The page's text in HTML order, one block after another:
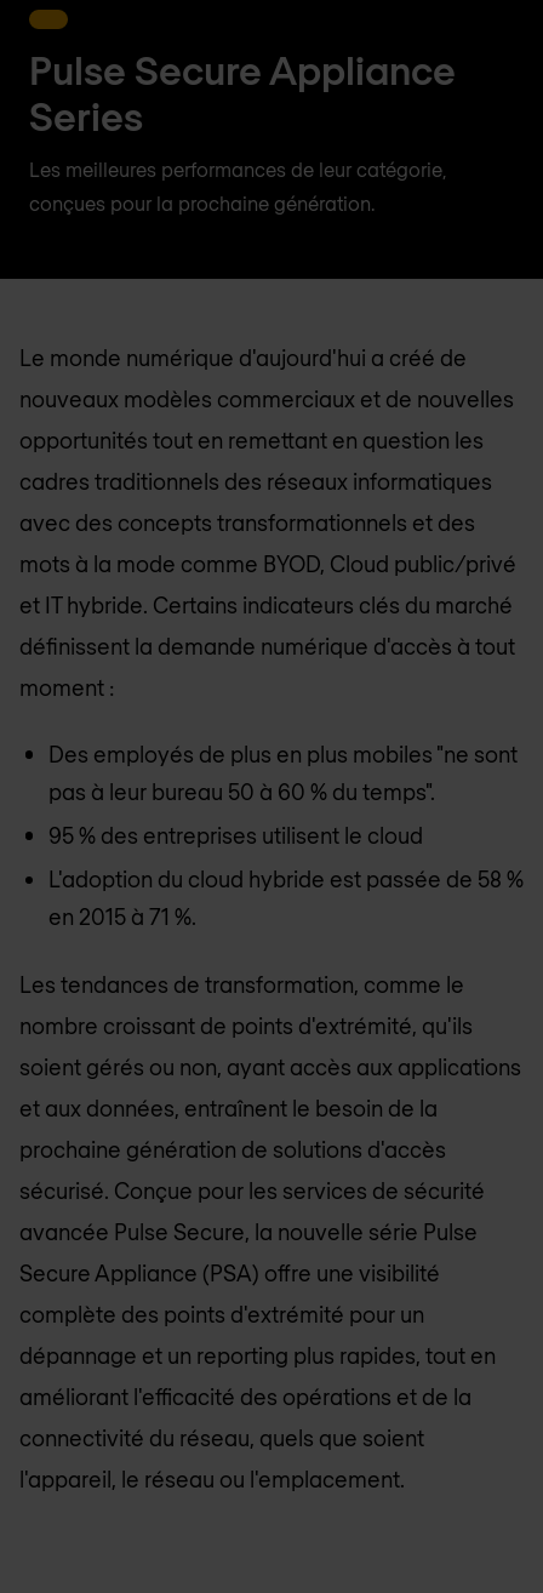
Pulse Secure Appliance
Series
Les meilleures performances de leur catégorie,
conçues pour la prochaine génération.
Le monde numérique d'aujourd'hui a créé de
nouveaux modèles commerciaux et de nouvelles
opportunités tout en remettant en question les
cadres traditionnels des réseaux informatiques
avec des concepts transformationnels et des
mots à la mode comme BYOD, Cloud public/privé
et IT hybride. Certains indicateurs clés du marché
définissent la demande numérique d'accès à tout
moment :
Des employés de plus en plus mobiles "ne sont
pas à leur bureau 50 à 60 % du temps".
95 % des entreprises utilisent le cloud
L'adoption du cloud hybride est passée de 58 %
en 2015 à 71 %.
Les tendances de transformation, comme le
nombre croissant de points d'extrémité, qu'ils
soient gérés ou non, ayant accès aux applications
et aux données, entraînent le besoin de la
prochaine génération de solutions d'accès
sécurisé. Conçue pour les services de sécurité
avancée Pulse Secure, la nouvelle série Pulse
Secure Appliance (PSA) offre une visibilité
complète des points d'extrémité pour un
dépannage et un reporting plus rapides, tout en
améliorant l'efficacité des opérations et de la
connectivité du réseau, quels que soient
l'appareil, le réseau ou l'emplacement.